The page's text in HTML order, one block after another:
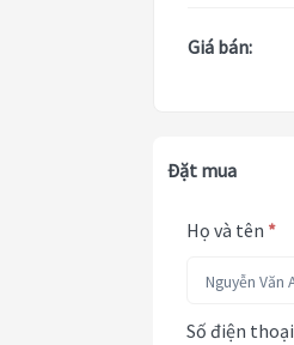
Giá bán:
Đặt mua
Họ và tên *
Số điện thoại